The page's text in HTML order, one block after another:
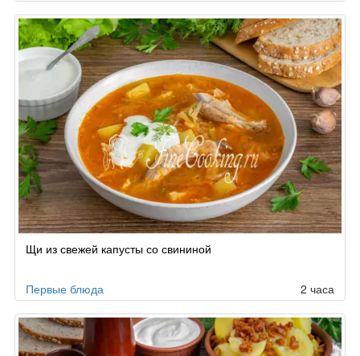
Щи из свежей капусты со свининой
Первые блюда 2 часа